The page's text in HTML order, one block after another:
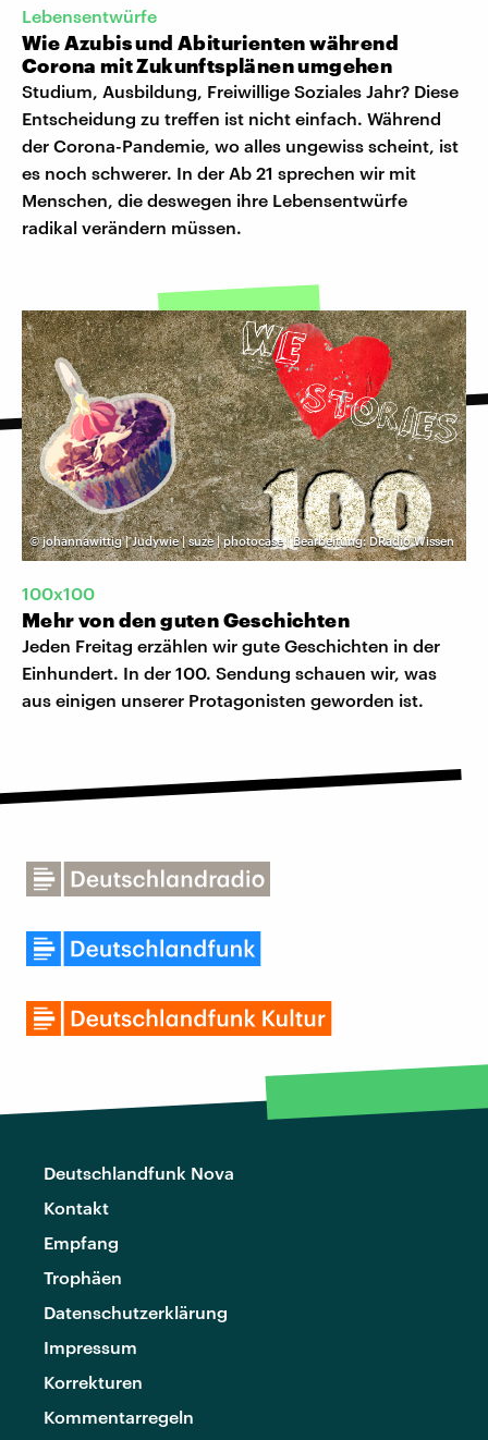
Lebensentwürfe
Wie Azubis und Abiturienten während
Corona mit Zukunftsplänen umgehen
Studium, Ausbildung, Freiwillige Soziales Jahr? Diese
Entscheidung zu treffen ist nicht einfach. Während
der Corona-Pandemie, wo alles ungewiss scheint, ist
es noch schwerer. In der Ab 21 sprechen wir mit
Menschen, die deswegen ihre Lebensentwürfe
radikal verändern müssen.
©johannawittig | Judywie | suze | photocase | Bearbeitung: DRadio Wissen
100x100
Mehr von den guten Geschichten
Jeden Freitag erzählen wir gute Geschichten in der
Einhundert. In der 100. Sendung schauen wir, was
aus einigen unserer Protagonisten geworden ist.
Deutschlandfunk Nova
Kontakt
Empfang
Trophäen
Datenschutzerklärung
Impressum
Korrekturen
Kommentarregeln